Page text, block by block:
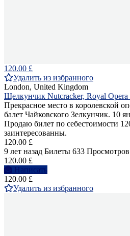
120.00 £
Удалить из избранного
London, United Kingdom
Щелкунчик Nutcracker, Royal Opera
Прекрасное место в королевской
балет Чайковского Зелкунчик. 10
Продаю билет по себестоимости
заинтересованны.
120.00 £
9 лет назад Билеты 633 Просмотров
120.00 £
Написать
120.00 £
Удалить из избранного